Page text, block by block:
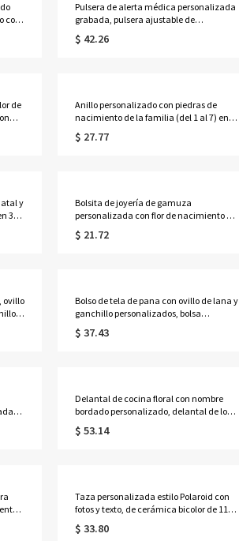
con
Pulsera de alerta médica personalizada
grabada, pulsera ajustable de
identificación médica de contacto de
emergencia, regalo para
$ 42.26
de
la
Anillo personalizado con piedras de
nacimiento de la familia (del 1 al 7) en
múltiples formas, anillo apilable en
forma de
$ 27.77
y
3D
Bolsita de joyería de gamuza
personalizada con flor de nacimiento y
nombre, bolsa de almacenamiento
portátil para pendientes, anillos y
$ 21.72
ovillo
Bolso de tela de pana con ovillo de lana y
ganchillo personalizados, bolsa
multicompartimento para guardar
lanas, regalo de cumpleaños/Día de la
$ 37.43
Delantal de cocina floral con nombre
bordado personalizado, delantal de lona
con bolsillos y correa ajustable, regalo
ideal para amantes de la cocina y la
$ 53.14
y
Taza personalizada estilo Polaroid con
fotos y texto, de cerámica bicolor de 11
oz/15 oz, ideal como regalo de
cumpleaños, aniversario o
$ 33.80